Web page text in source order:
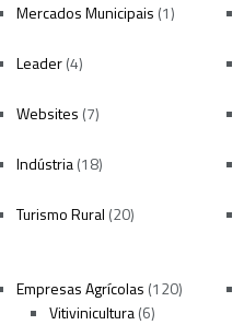
Mercados Municipais (1)
Leader(4)
Websites (7)
Indústria(18)
Turismo Rural (20)
Empresas Agrícolas (120)
Vitivinicultura(6)